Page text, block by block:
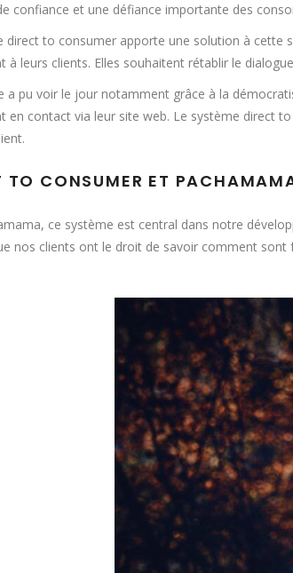
confiance et une défiance importante des
direct to consumer apporte une solution à cette
à leurs clients. Elles souhaitent rétablir le
a pu voir le jour notamment grâce à la
en contact via leur site web. Le système direct
TO CONSUMER ET
ce système est central dans notre
nos clients ont le droit de savoir comment sont